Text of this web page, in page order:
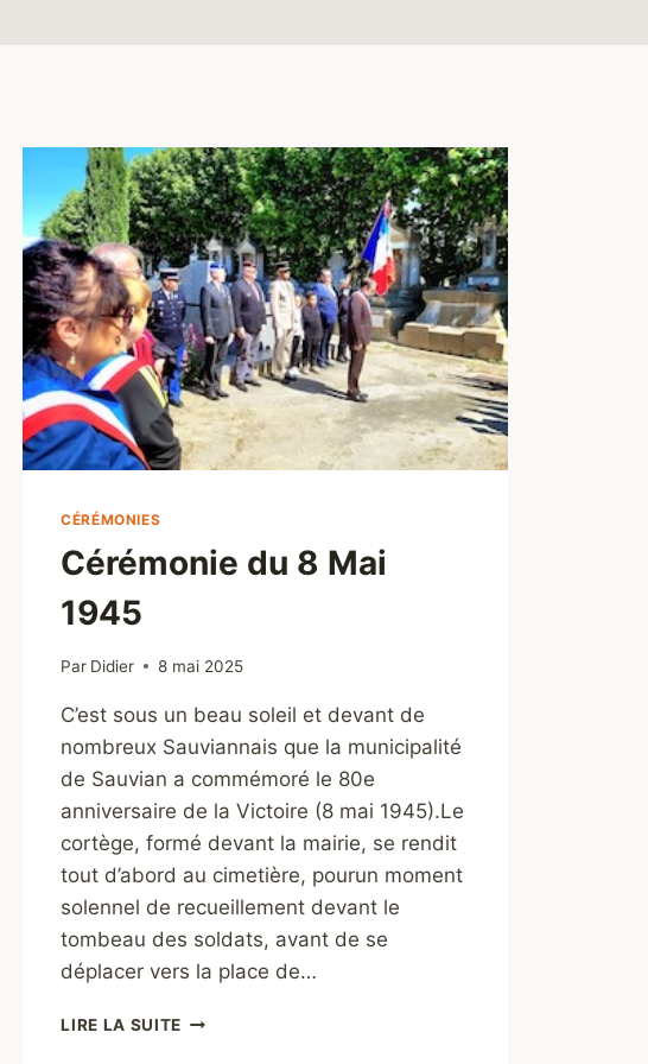
CÉRÉMONIES
Cérémonie du 8 Mai
1945
Par Didier 8 mai 2025
C’est sous un beau soleil et devant de
nombreux Sauviannais que la municipalité
de Sauvian a commémoré le 80e
anniversaire de la Victoire (8 mai 1945).Le
cortège, formé devant la mairie, se rendit
tout d’abord au cimetière, pourun moment
solennel de recueillement devant le
tombeau des soldats, avant de se
déplacer vers la place de…
LIRE LA SUITE CÉRÉMONIE